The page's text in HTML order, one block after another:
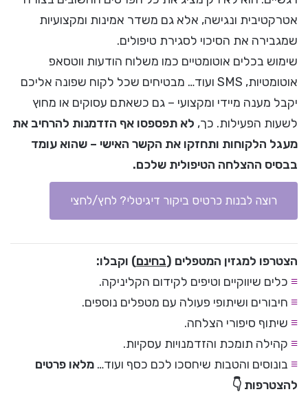
אטרקטיבית ונגישה, אלא גם משדר אמינות ומקצועיות
שמגבירה את הסיכוי לסגירת טיפולים.
שימוש בכלים אוטומטיים כמו משלוח הודעות ווטסאפ
אוטומטיות, SMS ועוד… מבטיחים שכל לקוח שפונה אליכם
יקבל מענה מיידי ומקצועי – גם כשאתם עסוקים או מחוץ
לשעות הפעילות. כך, לא תפספסו אף הזדמנות להרחיב את
מעגל הלקוחות ותחזקו את הקשר האישי – שהוא עומד
בבסיס ההצלחה הטיפולית שלכם.
רוצה לבנות כרטיס ביקור דיגיטלי? לחץ/לחצי
הצטרפו למגזין המטפלים (בחינם) וקבלו:
≡ כלים שיווקיים וטיפים לקידום הקליניקה.
≡ חיבורים ושיתופי פעולה עם מטפלים נוספים.
≡ שיתוף סיפורי הצלחה.
≡ קהילה תומכת והזדמנויות עסקיות.
≡ בונוסים והטבות שיחסכו לכם כסף ועוד… מלאו פרטים
להצטרפות 👇